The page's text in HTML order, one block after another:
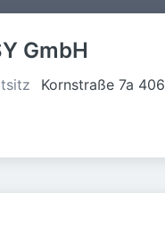
GmbH
Kornstraße 7a